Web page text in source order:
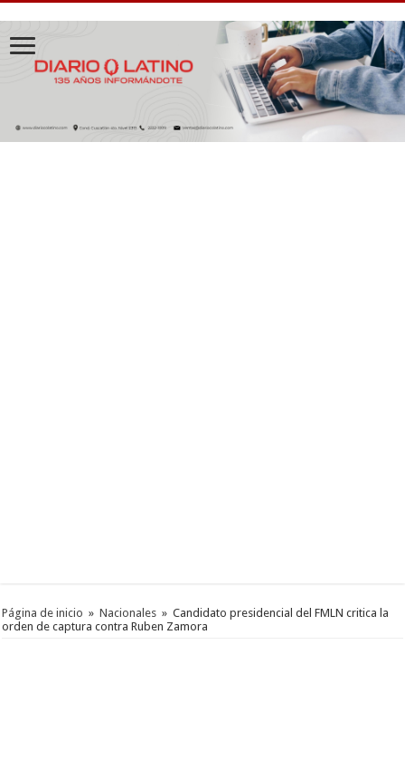
Página de inicio » Nacionales » Candidato presidencial del FMLN critica la
orden de captura contra Ruben Zamora